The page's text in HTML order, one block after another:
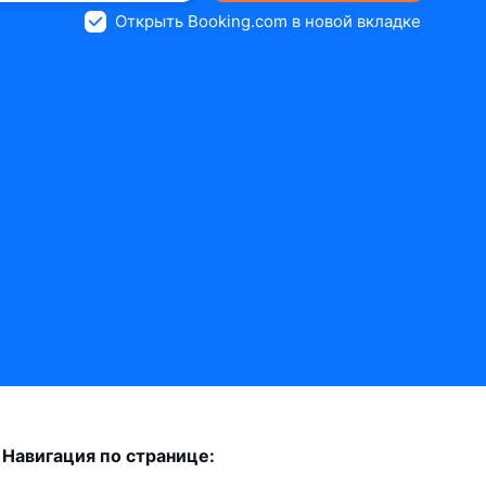
Открыть Booking.com в новой вкладке
Навигация по странице: